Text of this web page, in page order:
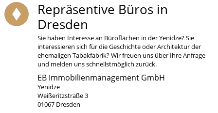
Repräsentive Büros in
Dresden
Sie haben Interesse an Büroflächen in der Yenidze? Sie
interessieren sich für die Geschichte oder Architektur der
ehemaligen Tabakfabrik? Wir freuen uns über Ihre Anfrage
und melden uns schnellstmöglich zurück.
EB Immobilienmanagement GmbH
Yenidze
Weißeritzstraße 3
01067 Dresden